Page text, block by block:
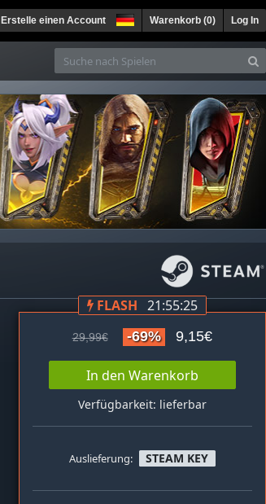
Erstelle einen Account Warenkorb (0) Log In
FLASH 21:55:25
29,99€ -69% 9,15€
In den Warenkorb
Verfügbarkeit: lieferbar
Auslieferung: STEAM KEY